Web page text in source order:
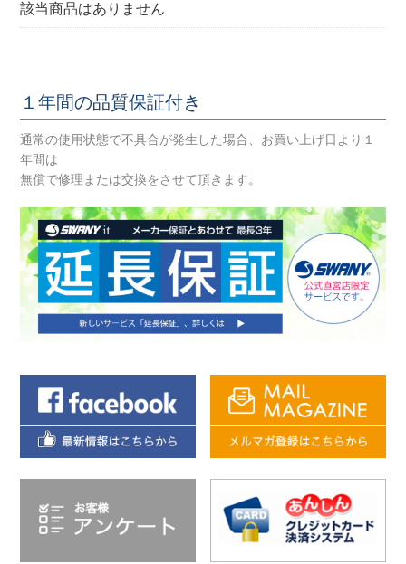
該当商品はありません
１年間の品質保証付き
通常の使用状態で不具合が発生した場合、お買い上げ日より１
年間は
無償で修理または交換をさせて頂きます。